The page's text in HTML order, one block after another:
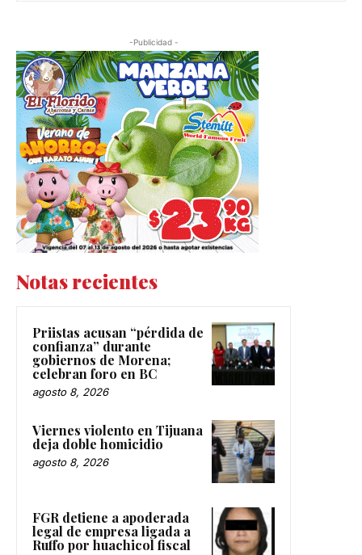
-Publicidad -
Notas recientes
Priistas acusan “pérdida de
confianza” durante
gobiernos de Morena;
celebran foro en BC
agosto 8, 2026
Viernes violento en Tijuana
deja doble homicidio
agosto 8, 2026
FGR detiene a apoderada
legal de empresa ligada a
Ruffo por huachicol fiscal